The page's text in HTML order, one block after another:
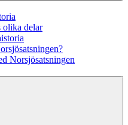
olika delar
Norsjösatsningen